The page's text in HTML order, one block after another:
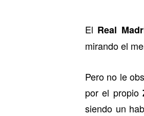
El Real
mirando el
Pero no le
por el propio
siendo un